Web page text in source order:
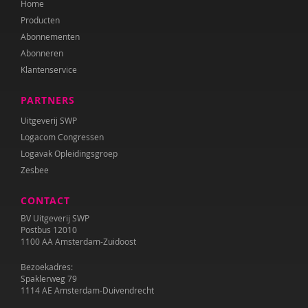
Katrien Brys
Ed Buitenhek
Wouter Bulckaert
Leen Dom
Edith van Eck
Sonja Ehlers
Tirtsa Ehrlich
Belinda Fallaux
Naomie Geens
Home
Producten
Abonnementen
Abonneren
Klantenservice
PARTNERS
Uitgeverij SWP
Logacom Congressen
Logavak Opleidingsgroep
Zesbee
CONTACT
BV Uitgeverij SWP
Postbus 12010
1100 AA Amsterdam-Zuidoost
Bezoekadres:
Spaklerweg 79
1114 AE Amsterdam-Duivendrecht